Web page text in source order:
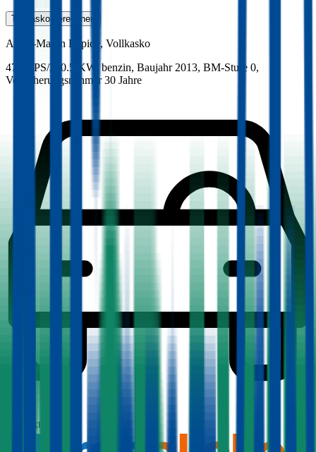
Teilkasko berechnen
Aston-Martin Rapide, Vollkasko
476.3 PS/350.5 KW, benzin, Baujahr 2013, BM-Stufe 0,
Versicherungsnehmer 30 Jahre
Produktnote